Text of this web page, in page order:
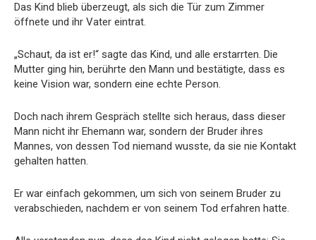
Das Kind blieb überzeugt, als sich die Tür zum Zimmer
öffnete und ihr Vater eintrat.
„Schaut, da ist er!“ sagte das Kind, und alle erstarrten. Die
Mutter ging hin, berührte den Mann und bestätigte, dass es
keine Vision war, sondern eine echte Person.
Doch nach ihrem Gespräch stellte sich heraus, dass dieser
Mann nicht ihr Ehemann war, sondern der Bruder ihres
Mannes, von dessen Tod niemand wusste, da sie nie Kontakt
gehalten hatten.
Er war einfach gekommen, um sich von seinem Bruder zu
verabschieden, nachdem er von seinem Tod erfahren hatte.